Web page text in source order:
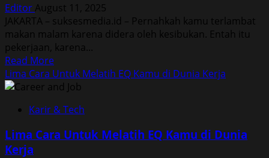
Liku
Kehidupan
Pengacara
di
Korea
Editor August 11, 2025
JAKARTA – suksesmedia.id – Pernahkah kamu terlambat
makan malam karena didera oleh kesibukan. Entah itu
pekerjaan, karena...
Read MoreRead
more
about
Alasan
Buruk
Lima Cara Untuk Melatih EQ Kamu di Dunia Kerja
Karir & Tech
Lima Cara Untuk Melatih EQ Kamu di Dunia
Kerja